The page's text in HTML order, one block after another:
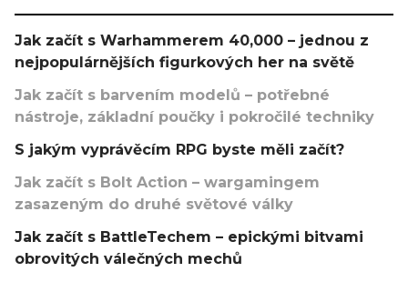
Jak začít s Warhammerem 40,000 – jednou z
nejpopulárnějších figurkových her na světě
Jak začít s barvením modelů – potřebné
nástroje, základní poučky i pokročilé techniky
S jakým vyprávěcím RPG byste měli začít?
Jak začít s Bolt Action – wargamingem
zasazeným do druhé světové války
Jak začít s BattleTechem – epickými bitvami
obrovitých válečných mechů